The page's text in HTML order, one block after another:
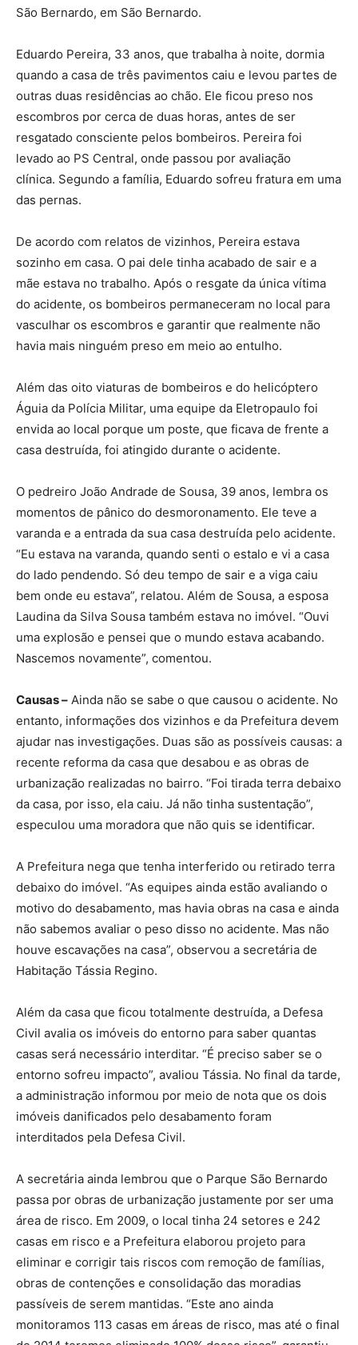
São Bernardo, em São Bernardo.
Eduardo Pereira, 33 anos, que trabalha à noite, dormia
quando a casa de três pavimentos caiu e levou partes de
outras duas residências ao chão. Ele ficou preso nos
escombros por cerca de duas horas, antes de ser
resgatado consciente pelos bombeiros. Pereira foi
levado ao PS Central, onde passou por avaliação
clínica. Segundo a família, Eduardo sofreu fratura em uma
das pernas.
De acordo com relatos de vizinhos, Pereira estava
sozinho em casa. O pai dele tinha acabado de sair e a
mãe estava no trabalho. Após o resgate da única vítima
do acidente, os bombeiros permaneceram no local para
vasculhar os escombros e garantir que realmente não
havia mais ninguém preso em meio ao entulho.
Além das oito viaturas de bombeiros e do helicóptero
Águia da Polícia Militar, uma equipe da Eletropaulo foi
envida ao local porque um poste, que ficava de frente a
casa destruída, foi atingido durante o acidente.
O pedreiro João Andrade de Sousa, 39 anos, lembra os
momentos de pânico do desmoronamento. Ele teve a
varanda e a entrada da sua casa destruída pelo acidente.
“Eu estava na varanda, quando senti o estalo e vi a casa
do lado pendendo. Só deu tempo de sair e a viga caiu
bem onde eu estava”, relatou. Além de Sousa, a esposa
Laudina da Silva Sousa também estava no imóvel. “Ouvi
uma explosão e pensei que o mundo estava acabando.
Nascemos novamente”, comentou.
Causas – Ainda não se sabe o que causou o acidente. No
entanto, informações dos vizinhos e da Prefeitura devem
ajudar nas investigações. Duas são as possíveis causas: a
recente reforma da casa que desabou e as obras de
urbanização realizadas no bairro. “Foi tirada terra debaixo
da casa, por isso, ela caiu. Já não tinha sustentação”,
especulou uma moradora que não quis se identificar.
A Prefeitura nega que tenha interferido ou retirado terra
debaixo do imóvel. “As equipes ainda estão avaliando o
motivo do desabamento, mas havia obras na casa e ainda
não sabemos avaliar o peso disso no acidente. Mas não
houve escavações na casa”, observou a secretária de
Habitação Tássia Regino.
Além da casa que ficou totalmente destruída, a Defesa
Civil avalia os imóveis do entorno para saber quantas
casas será necessário interditar. “É preciso saber se o
entorno sofreu impacto”, avaliou Tássia. No final da tarde,
a administração informou por meio de nota que os dois
imóveis danificados pelo desabamento foram
interditados pela Defesa Civil.
A secretária ainda lembrou que o Parque São Bernardo
passa por obras de urbanização justamente por ser uma
área de risco. Em 2009, o local tinha 24 setores e 242
casas em risco e a Prefeitura elaborou projeto para
eliminar e corrigir tais riscos com remoção de famílias,
obras de contenções e consolidação das moradias
passíveis de serem mantidas. “Este ano ainda
monitoramos 113 casas em áreas de risco, mas até o final